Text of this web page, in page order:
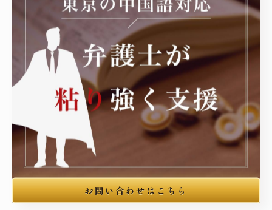
執筆者
松村 大介（まつむら だいすけ）／弁護士
第一東京弁護士会所属（登録番号：59077／2019年登録）
舟渡国際法律事務所（東京都豊島区高田三丁目4番10号 布施
ビル本館3階）
中国籍の依頼者を中心とする外国人刑事弁護・入管手続を主
たる注力分野とする。覚醒剤取締法違反（営利目的所持）で
の無罪判決獲得、特殊詐欺事案での不起訴処分獲得、難関と
された在留特別許可の獲得等の解決実績を有する。
お問い合わせはこちら